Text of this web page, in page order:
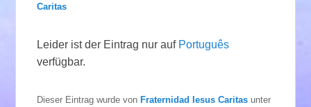
Caritas
Leider ist der Eintrag nur auf Português
verfügbar.
Dieser Eintrag wurde vonFraternidad Iesus Caritas unter